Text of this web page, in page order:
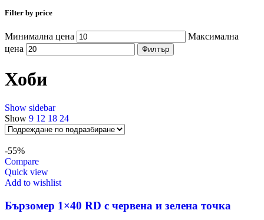
Filter by price
Минимална цена
Максимална
цена
Филтър
Хоби
Show sidebar
Show 9 12 18 24
-55%
Compare
Quick view
Add to wishlist
Бързомер 1×40 RD с червена и зелена точка